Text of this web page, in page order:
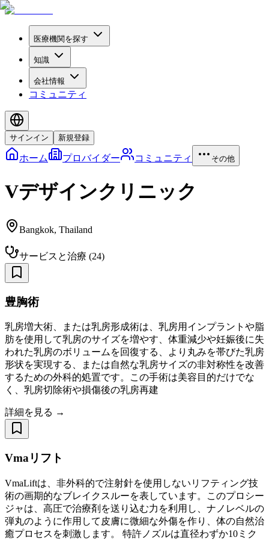
医療機関を探す
知識
会社情報
コミュニティ
サインイン 新規登録
ホーム プロバイダー コミュニティ その他
Vデザインクリニック
Bangkok, Thailand
サービスと治療 (24)
豊胸術
乳房増大術、または乳房形成術は、乳房用インプラントや脂
肪を使用して乳房のサイズを増やす、体重減少や妊娠後に失
われた乳房のボリュームを回復する、より丸みを帯びた乳房
形状を実現する、または自然な乳房サイズの非対称性を改善
するための外科的処置です。この手術は美容目的だけでな
く、乳房切除術や損傷後の乳房再建
詳細を見る →
Vmaリフト
VmaLiftは、非外科的で注射針を使用しないリフティング技
術の画期的なブレイクスルーを表しています。このプロシー
ジャは、高圧で治療剤を送り込む力を利用し、ナノレベルの
弾丸のように作用して皮膚に微細な外傷を作り、体の自然治
癒プロセスを刺激します。 特許ノズルは直径わずか10ミク